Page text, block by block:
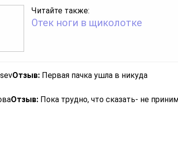
Читайте также:
Отек ноги в щиколотке
Отзыв: Первая пачка ушла в никуда
Отзыв: Пока трудно, что сказать- не